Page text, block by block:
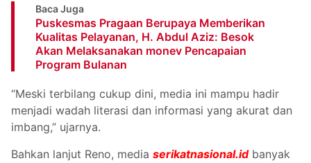
Baca Juga
Puskesmas Pragaan Berupaya Memberikan
Kualitas Pelayanan, H. Abdul Aziz: Besok
Akan Melaksanakan monev Pencapaian
Program Bulanan
“Meski terbilang cukup dini, media ini mampu hadir
menjadi wadah literasi dan informasi yang akurat dan
imbang,” ujarnya.
Bahkan lanjut Reno, media serikatnasional.idbanyak